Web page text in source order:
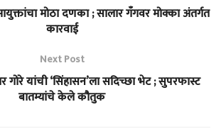
मोठा दणका ; सालार गॅंगवर मोक्का अंतर्गत
कारवाई
Next Post
गोरे यांची ‘सिंहासन’ला सदिच्छा भेट ; सुपरफास्ट
बातम्यांचे केले कौतुक